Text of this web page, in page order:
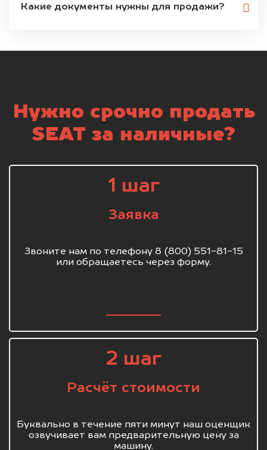
Какие документы нужны для продажи?
Нужно срочно продать
SEAT за наличные?
1 шаг
Заявка
Звоните нам по телефону 8 (800) 551-81-15
или обращаетесь через форму.
2 шаг
Расчёт стоимости
Буквально в течение пяти минут наш оценщик
озвучивает вам предварительную цену за
машину.